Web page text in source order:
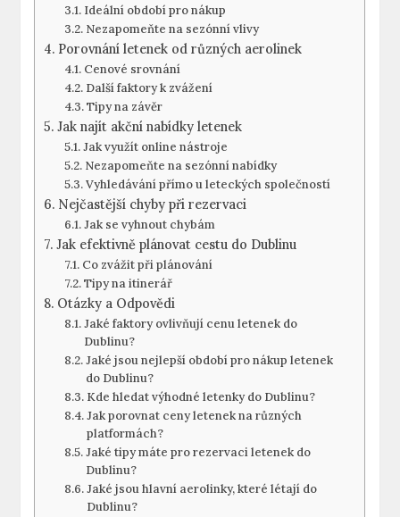
Ideální období pro nákup
Nezapomeňte na sezónní vlivy
Porovnání letenek od různých aerolinek
Cenové srovnání
Další faktory k zvážení
Tipy na závěr
Jak najít akční nabídky letenek
Jak využít online nástroje
Nezapomeňte na sezónní nabídky
Vyhledávání přímo u leteckých společností
Nejčastější chyby při rezervaci
Jak se vyhnout chybám
Jak efektivně plánovat cestu do Dublinu
Co zvážit při plánování
Tipy na itinerář
Otázky a Odpovědi
Jaké faktory ovlivňují cenu letenek do
Dublinu?
Jaké jsou nejlepší období pro nákup letenek
do Dublinu?
Kde hledat výhodné letenky do Dublinu?
Jak porovnat ceny letenek na různých
platformách?
Jaké tipy máte pro rezervaci letenek do
Dublinu?
Jaké jsou hlavní aerolinky, které létají do
Dublinu?